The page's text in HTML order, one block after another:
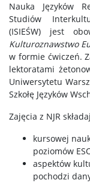
Nauka Języków
Studiów
(ISIEŚW) jest
Kulturoznawstwo
w formie ćwiczeń.
lektoratami
Uniwersytetu
Szkołę Języków
Zajęcia z NJR
kursowej
poziomów
aspektów
pochodzi